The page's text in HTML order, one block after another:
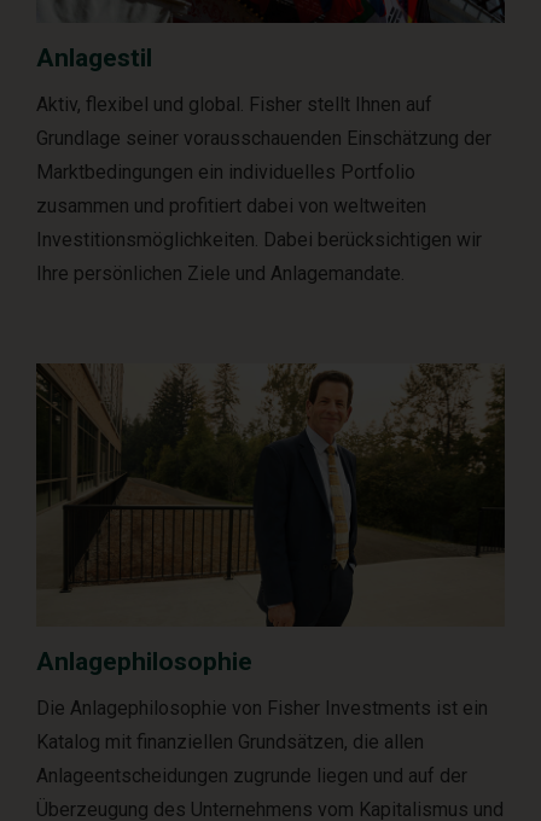
Anlagestil
Aktiv, flexibel und global. Fisher stellt Ihnen auf
Grundlage seiner vorausschauenden Einschätzung der
Marktbedingungen ein individuelles Portfolio
zusammen und profitiert dabei von weltweiten
Investitionsmöglichkeiten. Dabei berücksichtigen wir
Ihre persönlichen Ziele und Anlagemandate.
Anlagephilosophie
Die Anlagephilosophie von Fisher Investments ist ein
Katalog mit finanziellen Grundsätzen, die allen
Anlageentscheidungen zugrunde liegen und auf der
Überzeugung des Unternehmens vom Kapitalismus und